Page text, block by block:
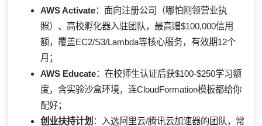
AWS Activate：面向注册公司（哪怕刚领营业执
照）、高校孵化器入驻团队，最高赠$100,000信用
额，覆盖EC2/S3/Lambda等核心服务，有效期12个
月；
AWS Educate：在校师生认证后获$100-$250学习额
度，含实验沙盒环境，连CloudFormation模板都给你
配好；
创业扶持计划 ：入选阿里云/腾讯云加速器的团队，常